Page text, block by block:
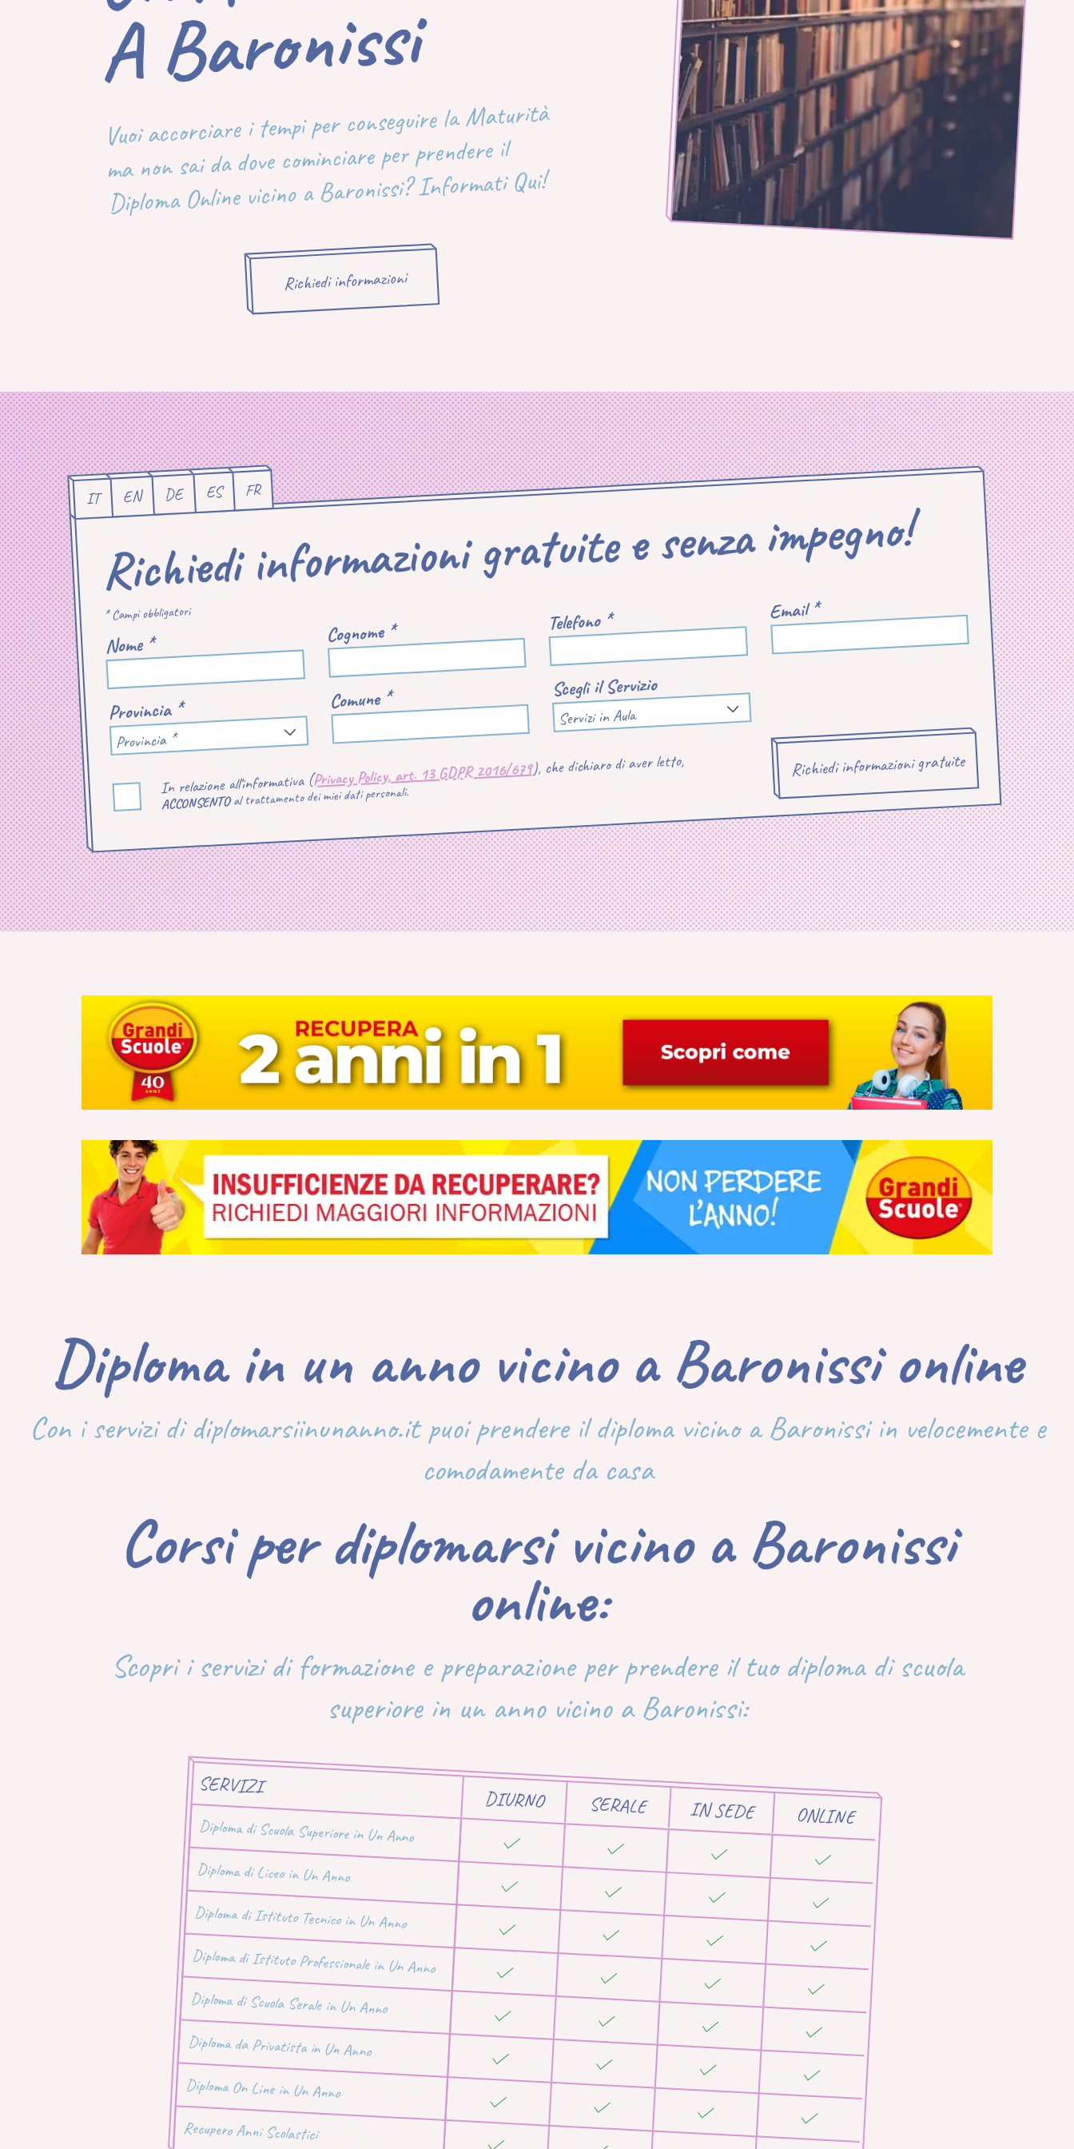
Nissi
Vuoi accorciare i tempi per conseguire la Maturità
ma non sai da dove cominciare per prendere il
Diploma Online vicino a Baronissi? Informati Qui!
Richiedi informazioni
IT EN DE ES FR
Richiedi informazioni gratuite e senza impegno!
* Campi obbligatori
Nome * Cognome * Telefono * Email *
Provincia *
Provincia *
Comune * Scegli il Servizio
Servizi in Aula
In relazione all'informativa (Privacy Policy, art. 13 GDPR 2016/679), che dichiaro di aver letto,
ACCONSENTOal trattamento dei miei dati personali.
Diploma in un anno vicino a Baronissi online
Con i servizi di diplomarsiinunanno.it puoi prendere il diploma vicino a Baronissi in velocemente e
comodamente da casa
Corsi per diplomarsi vicino a Baronissi
online:
Scopri i servizi di formazione e preparazione per prendere il tuo diploma di scuola
superiore in un anno vicino a Baronissi:
SERVIZI
DIURNO SERALE IN SEDE ONLINE
Diploma di Scuola Superiore in Un Anno
Diploma di Liceo in Un Anno
Diploma di Istituto Tecnico in Un Anno
Diploma di Istituto Professionale in Un Anno
Diploma di Scuola Serale in Un Anno
Diploma da Privatista in Un Anno
Diploma On Line in Un Anno
Recupero Anni Scolastici